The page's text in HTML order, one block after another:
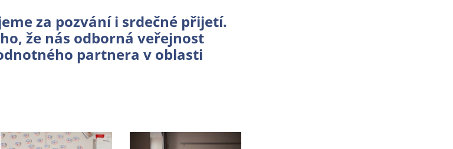
za pozvání i srdečné přijetí.
že nás odborná veřejnost
partnera v oblasti